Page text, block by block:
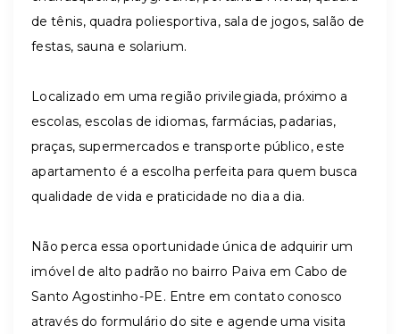
de tênis, quadra poliesportiva, sala de jogos, salão de
festas, sauna e solarium.
Localizado em uma região privilegiada, próximo a
escolas, escolas de idiomas, farmácias, padarias,
praças, supermercados e transporte público, este
apartamento é a escolha perfeita para quem busca
qualidade de vida e praticidade no dia a dia.
Não perca essa oportunidade única de adquirir um
imóvel de alto padrão no bairro Paiva em Cabo de
Santo Agostinho-PE. Entre em contato conosco
através do formulário do site e agende uma visita